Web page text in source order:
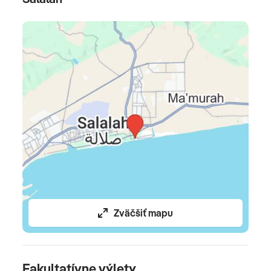
lokálna a svetová kuchyňa) •Dolphin Terazza
carte talianska kuchyňa)
Bary
Al Khareef Pub(pivá, spirits a koktejly; s
panoramatickým výhľadom na more, bazény a okolie
hotela) •Birds Lounge(kaviareň a ľahký snack) •Al
Luban Night Club(nočný klub)
Celková cena zahŕňa
leteckú dopravu na priamom chartrovom lete Bratislava
/Košice - Salalah - Bratislava /Košice, 5x (resp. 7x, 9x,
12x, 14x) ubytovanie, all inclusive, poistenie
insolventnosti, delegáta CK, servisné poplatky
Zväčšiť mapu